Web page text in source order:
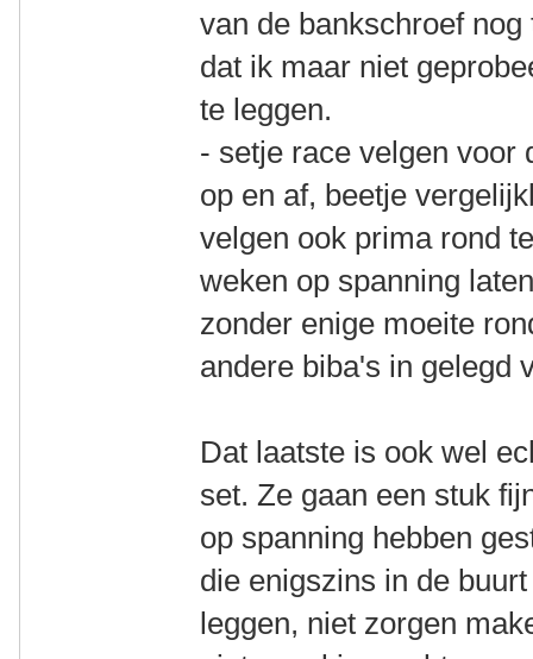
van de bankschroef
dat ik maar niet
te leggen.
- setje race velgen voor
op en af, beetje
velgen ook prima rond
weken op spanning
zonder enige moeite
andere biba's in gelegd
Dat laatste is ook wel
set. Ze gaan een stuk
op spanning hebben
die enigszins in de
leggen, niet zorgen